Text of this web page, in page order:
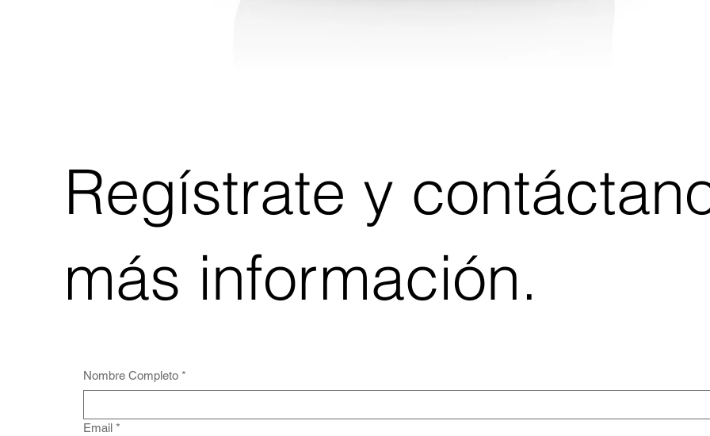
Regístrate y
más información.
Nombre Completo *
Email *